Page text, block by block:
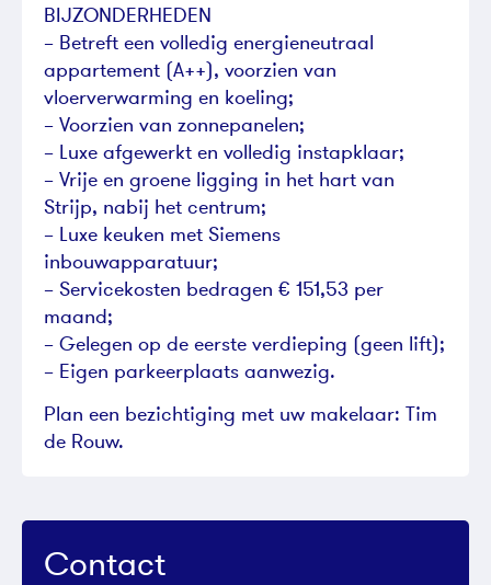
BIJZONDERHEDEN
– Betreft een volledig energieneutraal
appartement (A++), voorzien van
vloerverwarming en koeling;
– Voorzien van zonnepanelen;
– Luxe afgewerkt en volledig instapklaar;
– Vrije en groene ligging in het hart van
Strijp, nabij het centrum;
– Luxe keuken met Siemens
inbouwapparatuur;
– Servicekosten bedragen € 151,53 per
maand;
– Gelegen op de eerste verdieping (geen lift);
– Eigen parkeerplaats aanwezig.
Plan een bezichtiging met uw makelaar: Tim
de Rouw.
Contact